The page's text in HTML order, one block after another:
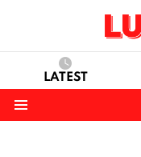
LATEST